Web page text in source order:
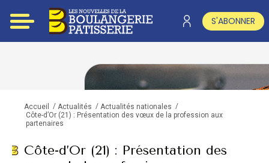
S'ABONNER
Accueil / Actualités / Actualités nationales /
Côte-d’Or (21) : Présentation des vœux de la profession aux
partenaires
Côte-d’Or (21) : Présentation des